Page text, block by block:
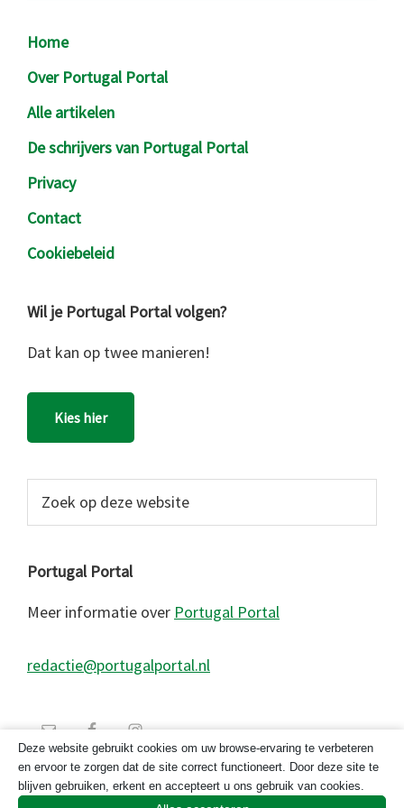
Footer
Home
Over Portugal Portal
Alle artikelen
De schrijvers van Portugal Portal
Privacy
Contact
Cookiebeleid
Wil je Portugal Portal volgen?
Dat kan op twee manieren!
Kies hier
website
Portugal Portal
Meer informatie over Portugal Portal
redactie@portugalportal.nl
Deze website gebruikt cookies om uw browse-ervaring te verbeteren
en ervoor te zorgen dat de site correct functioneert. Door deze site te
blijven gebruiken, erkent en accepteert u ons gebruik van cookies.